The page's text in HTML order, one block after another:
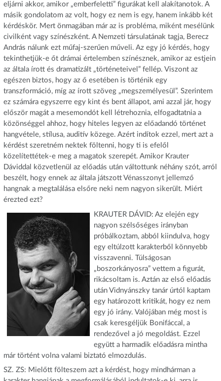
eljárni akkor, amikor „emberfeletti” figurákat kell alakítanotok. A
másik gondolatom az volt, hogy ez nem is egy, hanem inkább két
kérdéskör. Mert önmagában már az is probléma, miként mesélünk
civilként vagy színészként. A Nemzeti társulatának tagja, Berecz
András nálunk ezt műfaj-szerűen műveli. Az egy jó kérdés, hogy
tekinthetjük-e őt drámai értelemben színésznek, amikor az estjein
az általa írott és dramatizált „történeteivel” fellép. Viszont az
egészen biztos, hogy az ő esetében is történik egy
transzformáció, míg az írott szöveg „megszemélyesül”. Szerintem
ez számára egyszerre egy kint és bent állapot, ami azzal jár, hogy
először magát a mesemondót kell létrehoznia, elfogadtatnia a
közönséggel ahhoz, hogy hiteles legyen az előadandó történet
hangvétele, stílusa, auditív közege. Azért indítok ezzel, mert azt a
kérdést szeretném nektek föltenni, hogy ti is efelől
közelítettétek-e meg a magatok szerepét. Amikor Krauter
Dáviddal közvetlenül az előadás után váltottunk néhány szót, arról
beszélt, hogy ennek az általa játszott Vénasszonyt jellemző
hangnak a megtalálása elsőre neki nem nagyon sikerült. Miért
érezted ezt?
KRAUTER DÁVID: Az elején egy
nagyon szélsőséges irányban
próbálkoztam, abból kiindulva, hogy
egy eltúlzott karakterből könnyebb
visszavenni. Túlságosan
„boszorkányosra” vettem a figurát,
rikácsoltam is. Aztán az első előadás
után Vidnyánszky tanár úrtól kaptam
egy határozott kritikát, hogy ez nem
egy jó irány. Valójában még most is
csak keresgéljük Bonifáccal, a
rendezővel a jó megoldást. Ezzel
együtt a harmadik előadásra mintha
már történt volna valami biztató elmozdulás.
SZ. ZS: Mielőtt fölteszem azt a kérdést, hogy mindhárman a